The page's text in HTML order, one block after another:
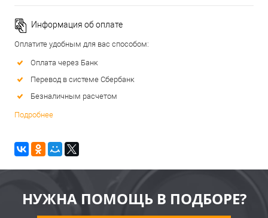
Информация об оплате
Оплатите удобным для вас способом:
Оплата через Банк
Перевод в системе Сбербанк
Безналичным расчетом
Подробнее
НУЖНА ПОМОЩЬ В ПОДБОРЕ?